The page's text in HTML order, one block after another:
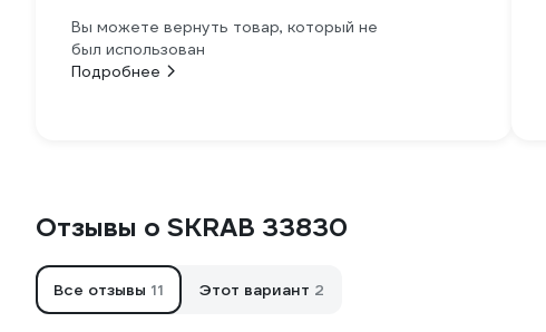
Вы можете вернуть товар, который не
был использован
Подробнее
Отзывы о SKRAB 33830
Все отзывы 11 Этот вариант 2